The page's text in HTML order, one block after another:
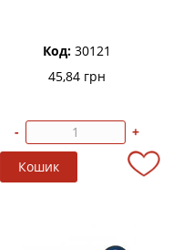
Код:30121
45,84 грн
- +